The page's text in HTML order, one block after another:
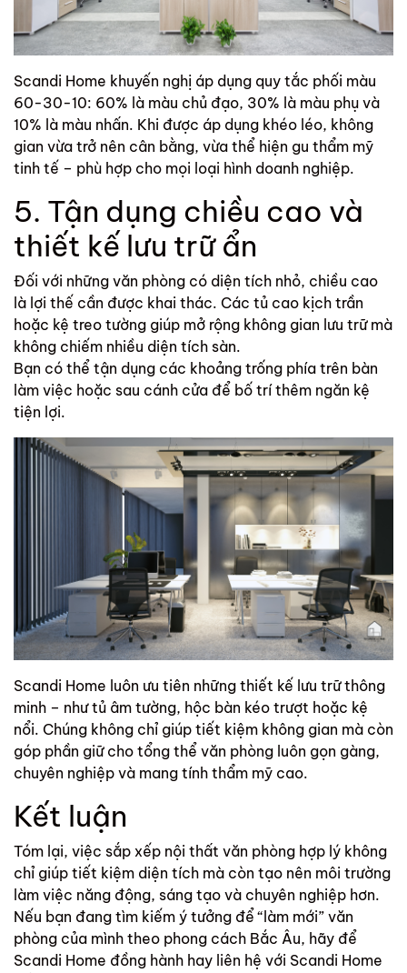
Scandi Home khuyến nghị áp dụng quy tắc phối màu
60-30-10: 60% là màu chủ đạo, 30% là màu phụ và
10% là màu nhấn. Khi được áp dụng khéo léo, không
gian vừa trở nên cân bằng, vừa thể hiện gu thẩm mỹ
tinh tế – phù hợp cho mọi loại hình doanh nghiệp.
5. Tận dụng chiều cao và
thiết kế lưu trữ ẩn
Đối với những văn phòng có diện tích nhỏ, chiều cao
là lợi thế cần được khai thác. Các tủ cao kịch trần
hoặc kệ treo tường giúp mở rộng không gian lưu trữ mà
không chiếm nhiều diện tích sàn.
Bạn có thể tận dụng các khoảng trống phía trên bàn
làm việc hoặc sau cánh cửa để bố trí thêm ngăn kệ
tiện lợi.
Scandi Home luôn ưu tiên những thiết kế lưu trữ thông
minh – như tủ âm tường, hộc bàn kéo trượt hoặc kệ
nổi. Chúng không chỉ giúp tiết kiệm không gian mà còn
góp phần giữ cho tổng thể văn phòng luôn gọn gàng,
chuyên nghiệp và mang tính thẩm mỹ cao.
Kết luận
Tóm lại, việc sắp xếp nội thất văn phòng hợp lý không
chỉ giúp tiết kiệm diện tích mà còn tạo nên môi trường
làm việc năng động, sáng tạo và chuyên nghiệp hơn.
Nếu bạn đang tìm kiếm ý tưởng để “làm mới” văn
phòng của mình theo phong cách Bắc Âu, hãy để
Scandi Home đồng hành hay liên hệ với Scandi Home